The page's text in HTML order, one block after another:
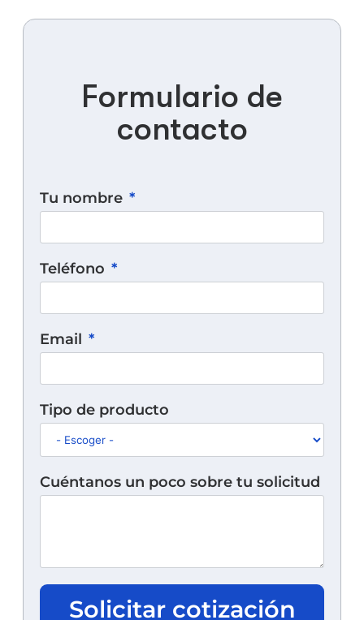
Formulario de
contacto
Tu nombre
Teléfono
Email
Tipo de producto
Cuéntanos un poco sobre tu solicitud
Solicitar cotización